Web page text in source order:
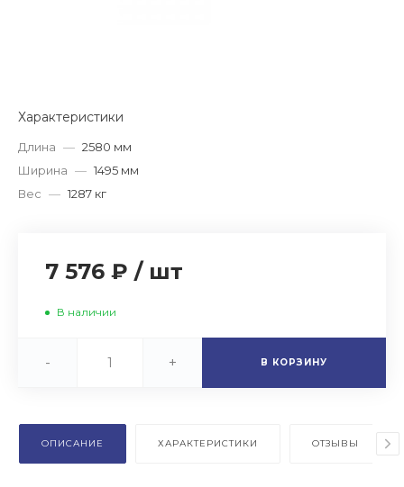
Характеристики
Длина — 2580 мм
Ширина — 1495 мм
Вес — 1287 кг
7 576 ₽ / шт
В наличии
- + В КОРЗИНУ
ОПИСАНИЕ ХАРАКТЕРИСТИКИ ОТЗЫВЫ